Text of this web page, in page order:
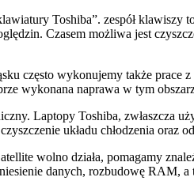
Toshiba”. zespół
Czasem możliwa jest
często wykonujemy także prace
wykonana naprawa w tym
Laptopy Toshiba, zwłaszcza
układu chłodzenia oraz
wolno działa, pomagamy
danych, rozbudowę RAM,